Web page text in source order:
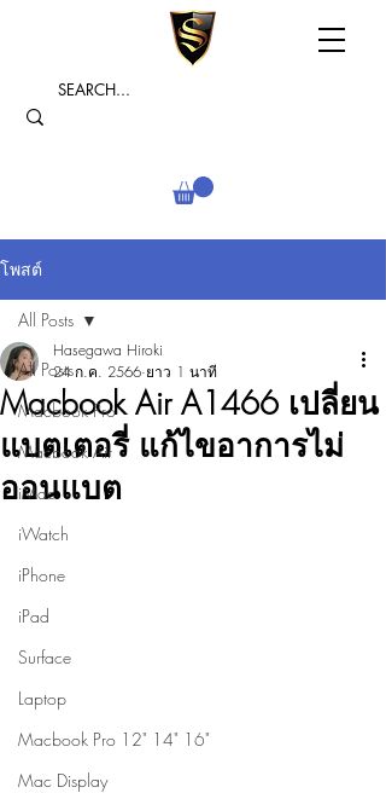
โพสต์
All Posts
Macbook Pro
Macbook Air
iMac
iWatch
iPhone
iPad
Surface
Laptop
Macbook Pro 12" 14" 16"
Mac Display
All Posts
Macbook Air A1466 เปลี่ยน
แบตเตอรี่ แก้ไขอาการไม่
ออนแบต
Hasegawa Hiroki
24 ก.ค. 2566 ยาว 1 นาที